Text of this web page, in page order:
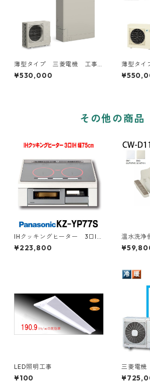
薄型タイプ 三菱電機 工事
費込み 補助金対象機種
¥530,000
薄型タ
込み 補
その他の商品
IHクッキングヒーター 3口IH
Panasonic 幅75㎝
¥223,800
温水洗
LED照明工事
¥100
三菱電機
型4方向
対1トリプ